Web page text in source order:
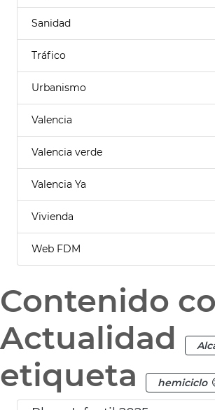
Sanidad
Tráfico
Urbanismo
Valencia
Valencia verde
Valencia Ya
Vivienda
Web FDM
Contenido
Actualidad
etiqueta
hemiciclo